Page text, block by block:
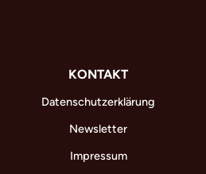
KONTAKT
Datenschutzerklärung
Newsletter
Impressum